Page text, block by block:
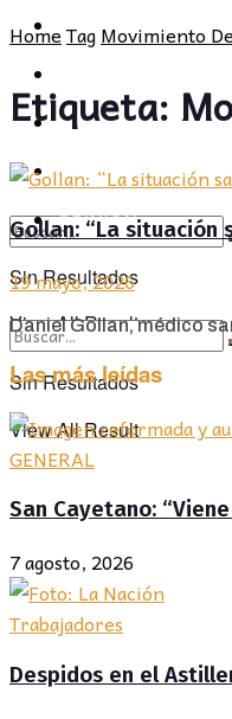
CULTURA
OPINIÓN
Sin Resultados
View All Result
PROVINCIA
SOCIEDAD
CULTURA
OPINIÓN
Sin Resultados
View All Result
HomeTagMovimiento
Etiqueta:
Gollan: “La
19 mayo, 2026
Daniel Gollan, médico
Las más leídas
GENERAL
San Cayetano:
7 agosto, 2026
Trabajadores
Despidos en el